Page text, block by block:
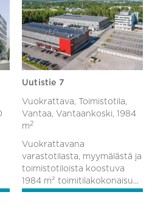
Uutistie 7
Vuokrattava, Toimistotila,
Vantaa, Vantaankoski, 1984
m 2
Vuokrattavana
varastotilasta, myymälästä ja
toimistotiloista koostuva
1984 m² toimitilakokonaisu...